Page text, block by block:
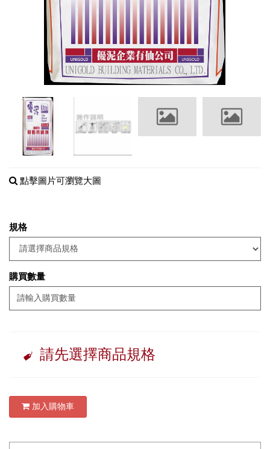
點擊圖片可瀏覽大圖
規格
購買數量
請先選擇商品規格
加入購物車